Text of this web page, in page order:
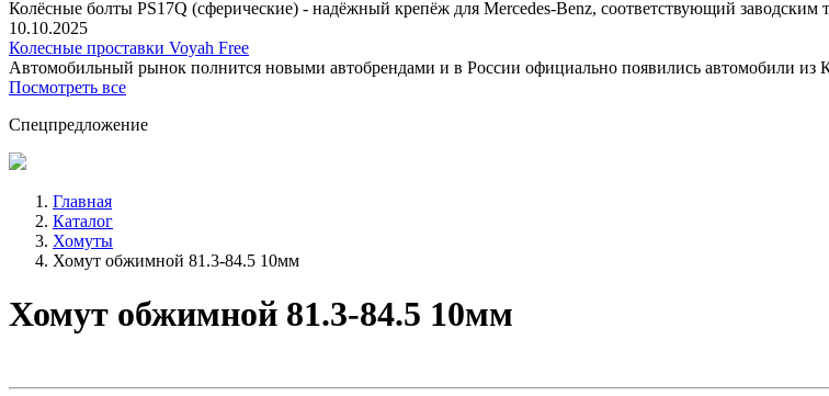
Колёсные болты PS17Q (сферические) - надёжный крепёж для Mercedes‑Benz, соответствующий заводским
10.10.2025
Колесные проставки Voyah Free
Автомобильный рынок полнится новыми автобрендами и в России официально появились
Посмотреть все
Спецпредложение
Главная
Каталог
Хомуты
Хомут обжимной 81.3-84.5 10мм
Хомут обжимной 81.3-84.5 10мм